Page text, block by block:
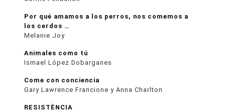
Por qué amamos a los perros, nos comemos a
los cerdos …
Melanie Joy
Animales como tú
Ismael López Dobarganes
Come con conciencia
Gary Lawrence Francione y Anna Charlton
RESISTÈNCIA